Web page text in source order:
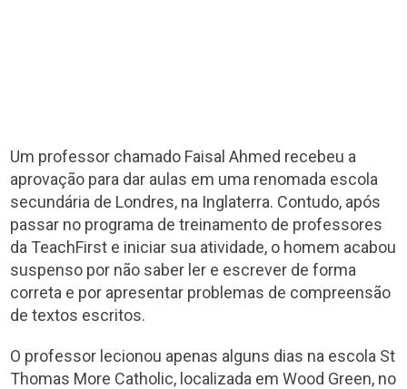
Um professor chamado Faisal Ahmed recebeu a
aprovação para dar aulas em uma renomada escola
secundária de Londres, na Inglaterra. Contudo, após
passar no programa de treinamento de professores
da TeachFirst e iniciar sua atividade, o homem acabou
suspenso por não saber ler e escrever de forma
correta e por apresentar problemas de compreensão
de textos escritos.
O professor lecionou apenas alguns dias na escola St
Thomas More Catholic, localizada em Wood Green, no